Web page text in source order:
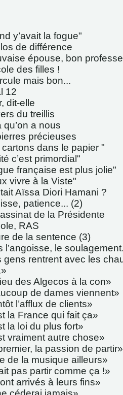
y’avait la fogue"
de différence
épouse, bon
des filles !
mais bon...
12
dit-elle
du treillis
qu’on a nous
précieuses
dans le papier "
c’est primordial"
française est plus jolie"
vivre à la Viste"
Aïssa Diori Hamani ?
patience... (2)
de la Présidente
RAS
de la sentence (3)
l’angoisse, le
gens rentrent avec les
des Algecos à la con
de dames viennent
l’afflux de clients
la France qui fait ça
la loi du plus fort
vraiment autre chose
la passion de partir
de la musique ailleurs
pas partir comme ça !
arrivés à leurs fins